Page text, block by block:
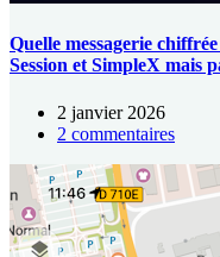
Quelle messagerie
Session et SimpleX mais
2 janvier 2026
2 commentaires